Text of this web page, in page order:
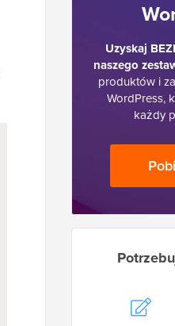
Uzyskaj
naszego
produktów i
WordPress,
każdy